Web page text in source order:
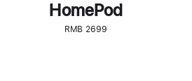
HomePod
RMB 2699